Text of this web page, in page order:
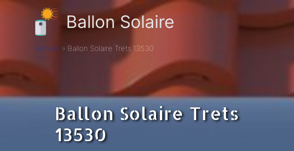
Ballon Solaire
Accueil Ballon Solaire Trets 13530
Ballon Solaire Trets
13530